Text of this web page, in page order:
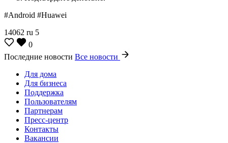
#Android #Huawei
14062 ru 5
0
Последние новости Все новости
Для дома
Для бизнеса
Поддержка
Пользователям
Партнерам
Пресс-центр
Контакты
Вакансии